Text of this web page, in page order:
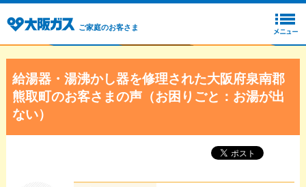
ご家庭のお客さま
給湯器・湯沸かし器を修理された大阪府泉南郡
熊取町のお客さまの声（お困りごと：お湯が出
ない）